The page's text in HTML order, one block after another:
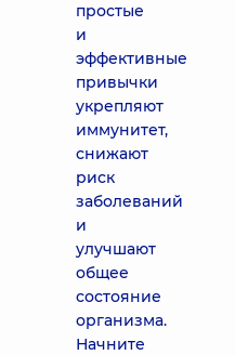
простые
и
эффективные
привычки
укрепляют
иммунитет,
снижают
риск
заболеваний
и
улучшают
общее
состояние
организма.
Начните